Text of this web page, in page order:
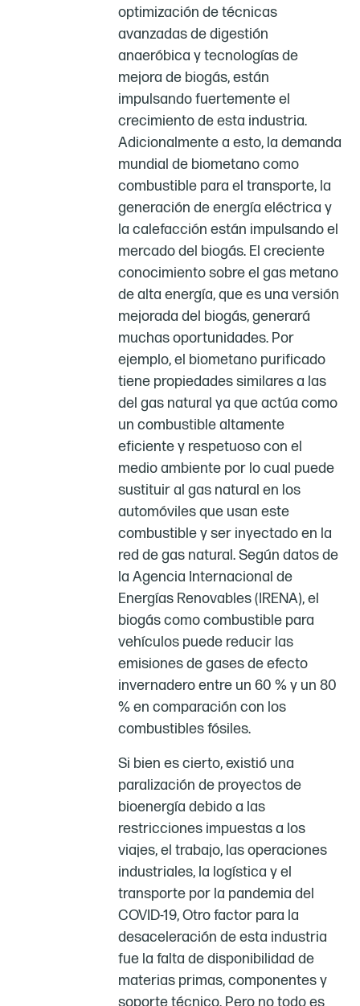
optimización de técnicas
avanzadas de digestión
anaeróbica y tecnologías de
mejora de biogás, están
impulsando fuertemente el
crecimiento de esta industria.
Adicionalmente a esto, la demanda
mundial de biometano como
combustible para el transporte, la
generación de energía eléctrica y
la calefacción están impulsando el
mercado del biogás. El creciente
conocimiento sobre el gas metano
de alta energía, que es una versión
mejorada del biogás, generará
muchas oportunidades. Por
ejemplo, el biometano purificado
tiene propiedades similares a las
del gas natural ya que actúa como
un combustible altamente
eficiente y respetuoso con el
medio ambiente por lo cual puede
sustituir al gas natural en los
automóviles que usan este
combustible y ser inyectado en la
red de gas natural. Según datos de
la Agencia Internacional de
Energías Renovables (IRENA), el
biogás como combustible para
vehículos puede reducir las
emisiones de gases de efecto
invernadero entre un 60 % y un 80
% en comparación con los
combustibles fósiles.
Si bien es cierto, existió una
paralización de proyectos de
bioenergía debido a las
restricciones impuestas a los
viajes, el trabajo, las operaciones
industriales, la logística y el
transporte por la pandemia del
COVID-19, Otro factor para la
desaceleración de esta industria
fue la falta de disponibilidad de
materias primas, componentes y
soporte técnico. Pero no todo es